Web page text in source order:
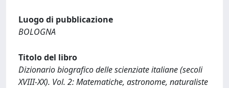
Luogo di pubblicazione
BOLOGNA
Titolo del libro
Dizionario biografico delle scienziate italiane (secoli
XVIII-XX). Vol. 2: Matematiche, astronome, naturaliste